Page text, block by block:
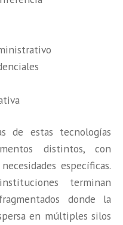
de estas tecnologías
distintos, con
específicas.
terminan
donde la
en múltiples silos